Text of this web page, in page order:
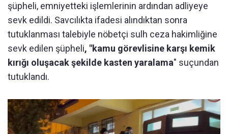
şüpheli, emniyetteki işlemlerinin ardından adliyeye
sevk edildi. Savcılıkta ifadesi alındıktan sonra
tutuklanması talebiyle nöbetçi sulh ceza hakimliğine
sevk edilen şüpheli, "kamu görevlisine karşı kemik
kırığı oluşacak şekilde kasten yaralama" suçundan
tutuklandı.